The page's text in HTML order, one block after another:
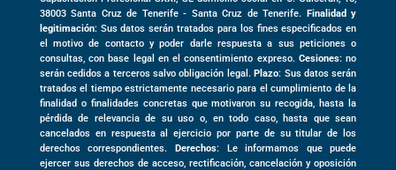
38003Santa Cruz de Tenerife - Santa Cruz de Tenerife. Finalidad y
legitimación: Sus datos serán tratados para los fines especificados en
el motivo de contacto y poder darle respuesta a sus peticiones o
consultas, con base legal en el consentimiento expreso. Cesiones: no
serán cedidos a terceros salvo obligación legal.Plazo: Sus datos serán
tratados el tiempo estrictamente necesario para el cumplimiento de la
finalidad o finalidades concretas que motivaron su recogida, hasta la
pérdida de relevancia de su uso o, en todo caso, hasta que sean
cancelados en respuesta al ejercicio por parte de su titular de los
derechos correspondientes. Derechos: Le informamos que puede
ejercer sus derechos de acceso, rectificación, cancelación y oposición